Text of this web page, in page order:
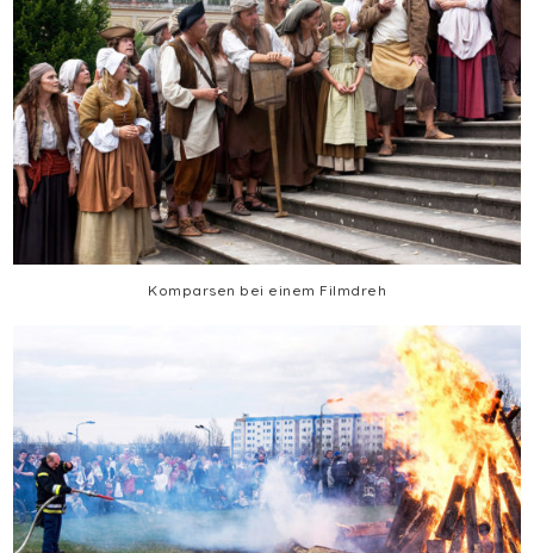
Komparsen bei einem Filmdreh